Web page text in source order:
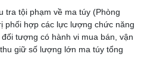
tra tội phạm về ma túy (Phòng
phối hợp các lực lượng chức năng
tượng có hành vi mua bán, vận
giữ số lượng lớn ma túy tổng